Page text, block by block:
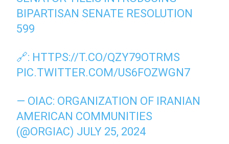
BIPARTISAN SENATE RESOLUTION
599
🔗: HTTPS://T.CO/QZY79OTRMS
PIC.TWITTER.COM/US6FOZWGN7
— OIAC: ORGANIZATION OF IRANIAN
AMERICAN COMMUNITIES
(@ORGIAC) JULY 25, 2024